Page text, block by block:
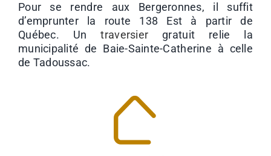
Pour se rendre aux Bergeronnes, il suffit
d’emprunter la route 138 Est à partir de
Québec. Untraversier gratuit relie la
municipalité de Baie-Sainte-Catherine à celle
de Tadoussac.